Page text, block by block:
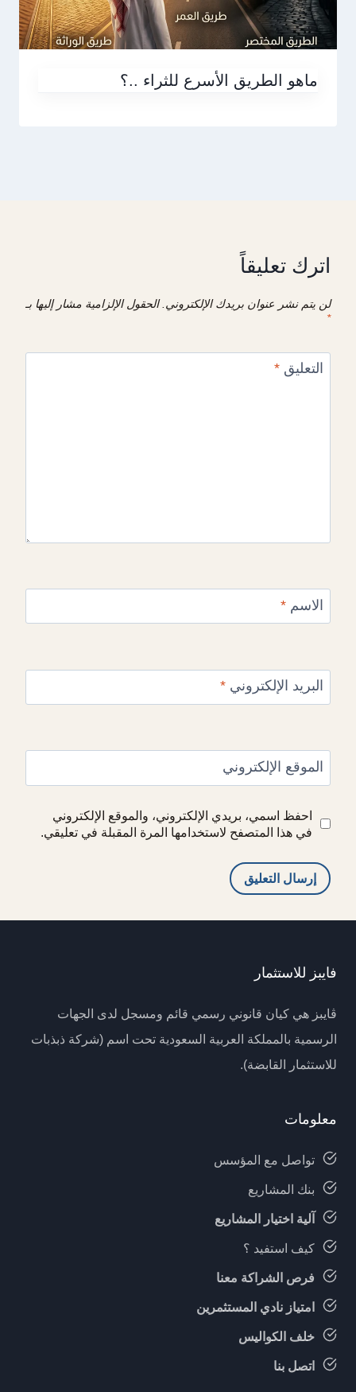
ماهو الطريق الأسرع للثراء ..؟
اترك تعليقاً
لن يتم نشر عنوان بريدك الإلكتروني. الحقول الإلزامية مشار إليها بـ
*
التعليق *
الاسم *
البريد الإلكتروني *
الموقع الإلكتروني
احفظ اسمي، بريدي الإلكتروني، والموقع الإلكتروني
في هذا المتصفح لاستخدامها المرة المقبلة في تعليقي.
Alternative:
فايبز للاستثمار
ڤايبز هي كيان قانوني رسمي قائم ومسجل لدى الجهات
الرسمية بالمملكة العربية السعودية تحت اسم (شركة ذبذبات
للاستثمار القابضة).
معلومات
تواصل مع المؤسس
بنك المشاريع
آلية اختيار المشاريع
كيف استفيد ؟
فرص الشراكة معنا
امتياز نادي المستثمرين
خلف الكواليس
اتصل بنا